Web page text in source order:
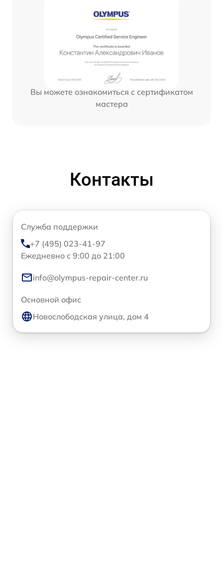
Вы можете ознакомиться с сертификатом
мастера
Контакты
Служба поддержки
+7 (495) 023-41-97
Ежедневно с 9:00 до 21:00
info@olympus-repair-center.ru
Основной офис
Новослободская улица, дом 4